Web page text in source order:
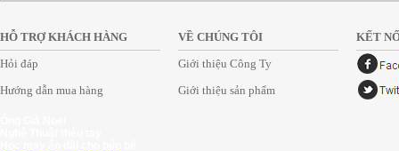
HỖ TRỢ KHÁCH HÀNG
Hỏi đáp
Hướng dẫn mua hàng
VỀ CHÚNG TÔI
Giới thiệu Công Ty
Giới thiệu sản phẩm
KẾT